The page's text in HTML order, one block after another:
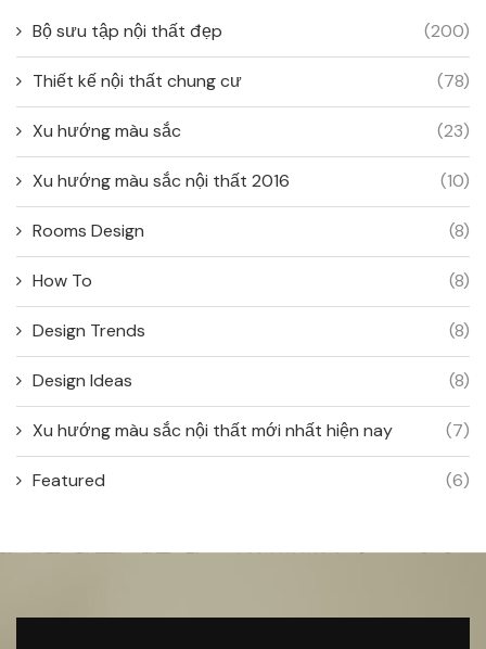
Bộ sưu tập nội thất đẹp (200)
Thiết kế nội thất chung cư (78)
Xu hướng màu sắc (23)
Xu hướng màu sắc nội thất 2016 (10)
Rooms Design (8)
How To (8)
Design Trends (8)
Design Ideas (8)
Xu hướng màu sắc nội thất mới nhất hiện nay (7)
Featured (6)